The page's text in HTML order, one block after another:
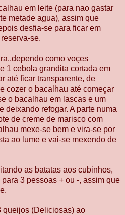
em leite (para nao gastar
metade agua), assim que
desfia-se para ficar em
se.
como voçes
1 cebola grandita cortada em
até ficar transparente, de
cozer o bacalhau até começar
o bacalhau em lascas e um
deixando refogar. A parte numa
de creme de marisco com
mexe-se bem e vira-se por
ao lume e vai-se mexendo de
as batatas aos cubinhos,
3 pessoas + ou -, assim que
queijos (Deliciosas) ao